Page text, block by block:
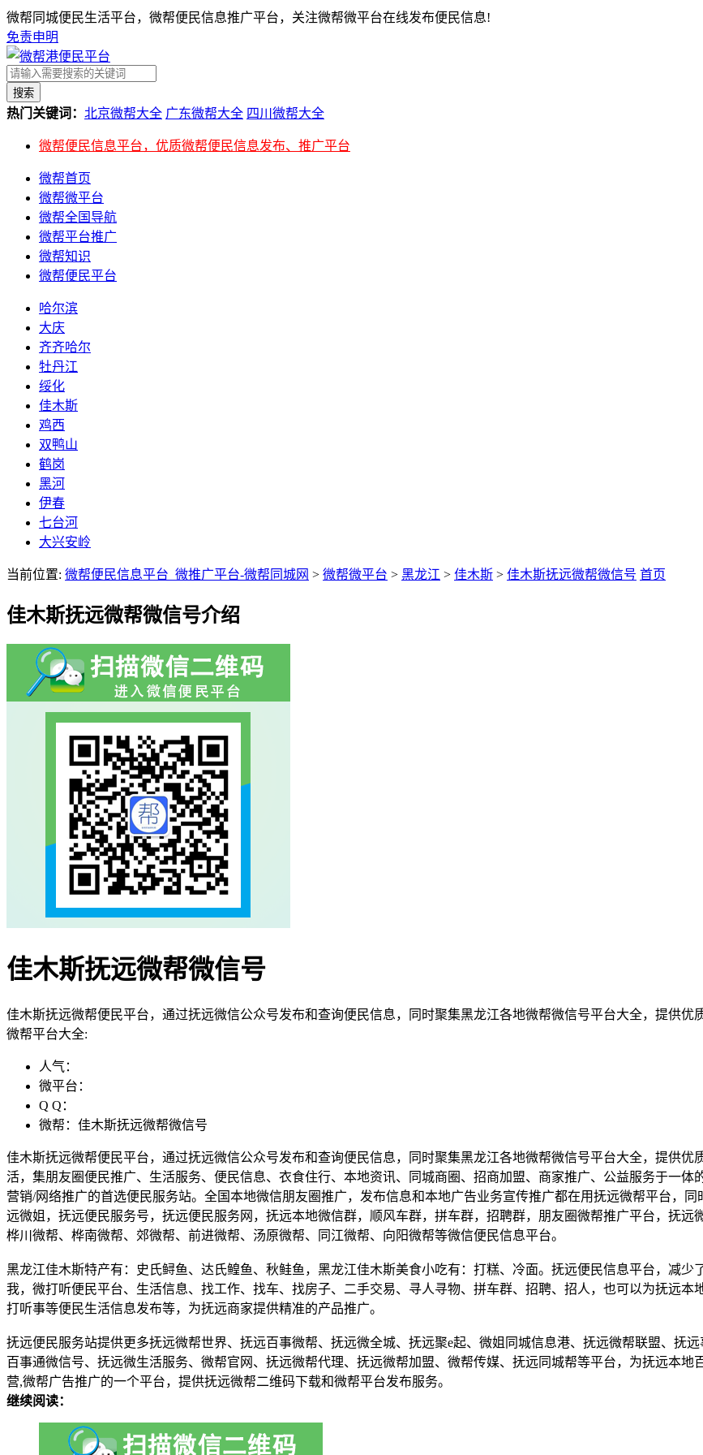
微帮同城便民生活平台，微帮便民信息推广平台，关注微帮微平台在线发布便民信息!
免责申明
搜索
热门关键词： 北京微帮大全 广东微帮大全 四川微帮大全
微帮便民信息平台，优质微帮便民信息发布、推广平台
微帮首页
微帮微平台
微帮全国导航
微帮平台推广
微帮知识
微帮便民平台
哈尔滨
大庆
齐齐哈尔
牡丹江
绥化
佳木斯
鸡西
双鸭山
鹤岗
黑河
伊春
七台河
大兴安岭
当前位置: 微帮便民信息平台_微推广平台-微帮同城网 > 微帮微平台 > 黑龙江 > 佳木斯 > 佳木斯抚远微帮微信号 首页
佳木斯抚远微帮微信号介绍
佳木斯抚远微帮微信号
佳木斯抚远微帮便民平台，通过抚远微信公众号发布和查询便民信息，同时聚集黑龙江各地微帮微信号平台大全，提供
微帮平台大全:
人气：
微平台：
Q Q：
微帮：佳木斯抚远微帮微信号
佳木斯抚远微帮便民平台，通过抚远微信公众号发布和查询便民信息，同时聚集黑龙江各地微帮微信号平台大全，提供
活，集朋友圈便民推广、生活服务、便民信息、衣食住行、本地资讯、同城商圈、招商加盟、商家推广、公益服务于一
营销/网络推广的首选便民服务站。全国本地微信朋友圈推广，发布信息和本地广告业务宣传推广都在用抚远微帮平台，
远微姐，抚远便民服务号，抚远便民服务网，抚远本地微信群，顺风车群，拼车群，招聘群，朋友圈微帮推广平台，抚远
桦川微帮、桦南微帮、郊微帮、前进微帮、汤原微帮、同江微帮、向阳微帮等微信便民信息平台。
黑龙江佳木斯特产有：史氏鲟鱼、达氏鳇鱼、秋鲑鱼，黑龙江佳木斯美食小吃有：打糕、冷面。抚远便民信息平台，减
我，微打听便民平台、生活信息、找工作、找车、找房子、二手交易、寻人寻物、拼车群、招聘、招人，也可以为抚远本
打听事等便民生活信息发布等，为抚远商家提供精准的产品推广。
抚远便民服务站提供更多抚远微帮世界、抚远百事微帮、抚远微全城、抚远聚e起、微姐同城信息港、抚远微帮联盟、抚
百事通微信号、抚远微生活服务、微帮官网、抚远微帮代理、抚远微帮加盟、微帮传媒、抚远同城帮等平台，为抚远本
营,微帮广告推广的一个平台，提供抚远微帮二维码下载和微帮平台发布服务。
继续阅读：